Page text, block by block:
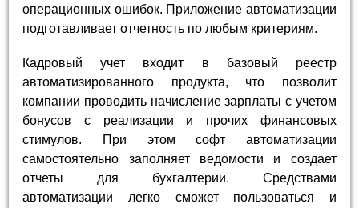
операционных ошибок. Приложение автоматизации
подготавливает отчетность по любым критериям.
Кадровый учет входит в базовый реестр
автоматизированного продукта, что позволит
компании проводить начисление зарплаты с учетом
бонусов с реализации и прочих финансовых
стимулов. При этом софт автоматизации
самостоятельно заполняет ведомости и создает
отчеты для бухгалтерии. Средствами
автоматизации легко сможет пользоваться и